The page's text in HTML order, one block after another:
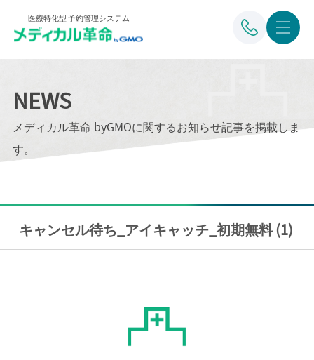
医療特化型 予約管理システム
NEWS
メディカル革命 byGMOに関するお知らせ記事を掲載しま
す。
キャンセル待ち_アイキャッチ_初期無料 (1)